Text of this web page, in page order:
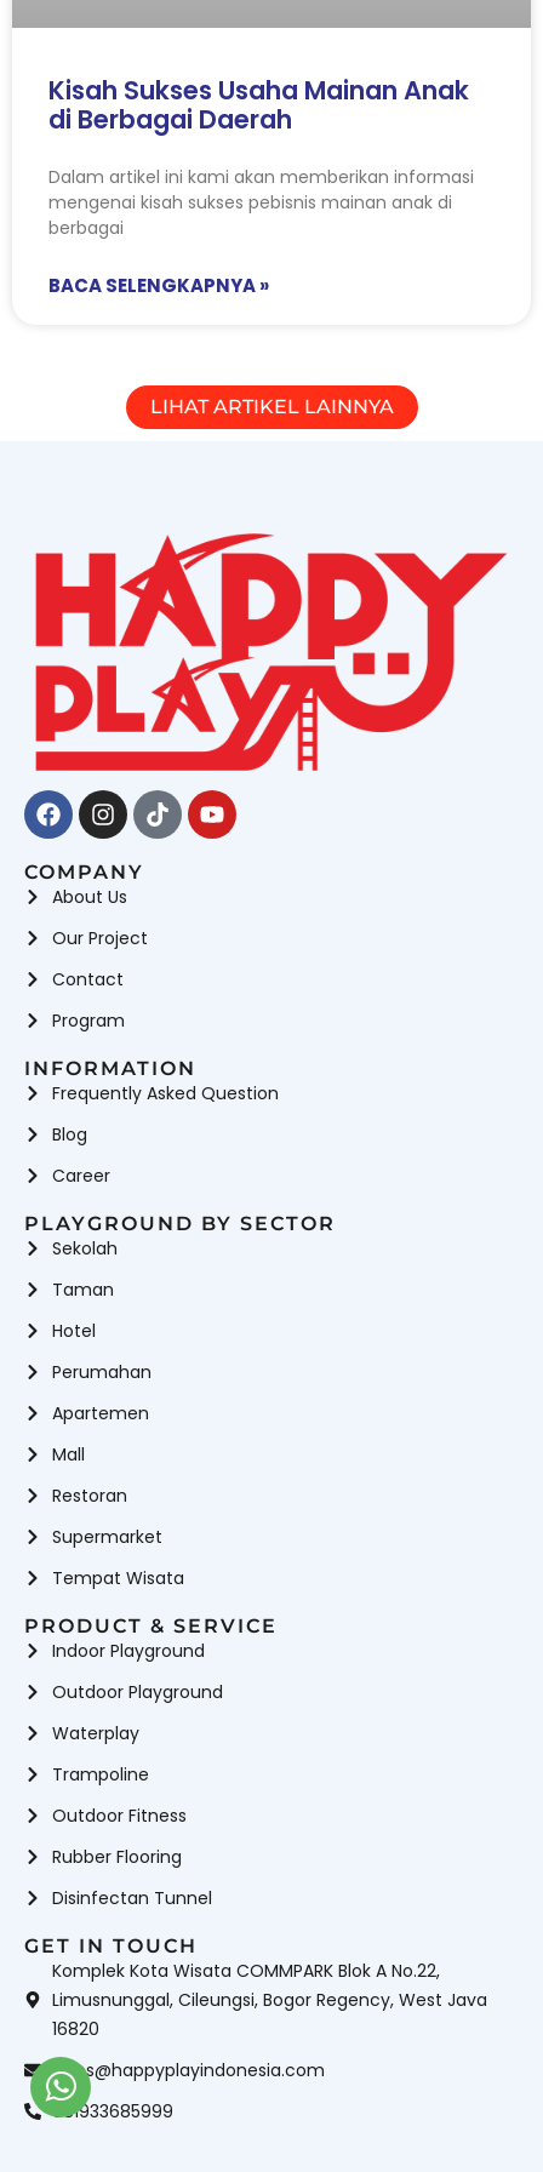
Kisah Sukses Usaha Mainan Anak
di Berbagai Daerah
Dalam artikel ini kami akan memberikan informasi
mengenai kisah sukses pebisnis mainan anak di
berbagai
BACA SELENGKAPNYA »
LIHAT ARTIKEL LAINNYA
Facebook
Instagram
TiktokYoutube
COMPANY
About Us
Our Project
Contact
Program
INFORMATION
Frequently Asked Question
Blog
Career
PLAYGROUND BY SECTOR
Sekolah
Taman
Hotel
Perumahan
Apartemen
Mall
Restoran
Supermarket
Tempat Wisata
PRODUCT & SERVICE
Indoor Playground
Outdoor Playground
Waterplay
Trampoline
Outdoor Fitness
Rubber Flooring
Disinfectan Tunnel
GET IN TOUCH
Komplek Kota Wisata COMMPARK Blok A No.22,
Limusnunggal, Cileungsi, Bogor Regency, West Java
16820
sales@happyplayindonesia.com
081933685999